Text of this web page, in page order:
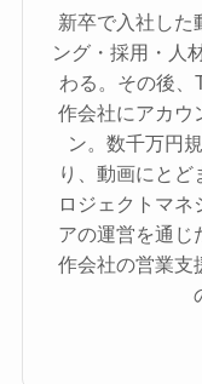
新卒で入社した
ング・採用・人
わる。その後、
作会社にアカウ
ン。数千万円
り、動画にと
ロジェクトマネ
アの運営を通じ
作会社の営業支